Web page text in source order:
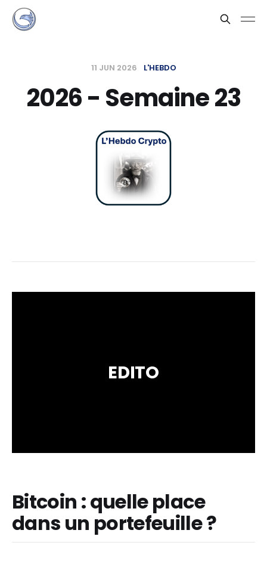
11 JUN 2026 L'HEBDO
2026 - Semaine 23
EDITO
Bitcoin : quelle place
dans un portefeuille ?